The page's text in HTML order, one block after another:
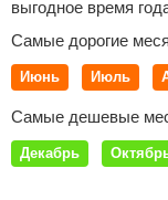
выгодное время
Самые дорогие
Июнь Июль
Самые дешевые
Декабрь